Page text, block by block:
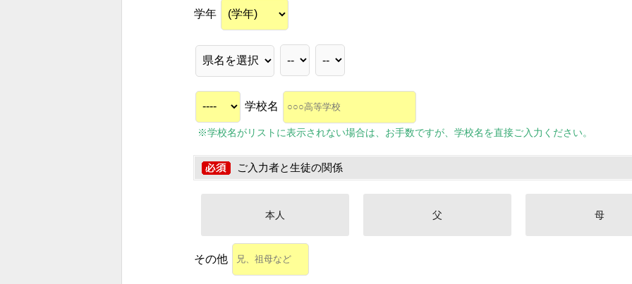
学年
学校名
※学校名がリストに表示されない場合は、お手数ですが、学校名を直接ご入力ください。
ご入力者と生徒の関係
本人 父 母
その他